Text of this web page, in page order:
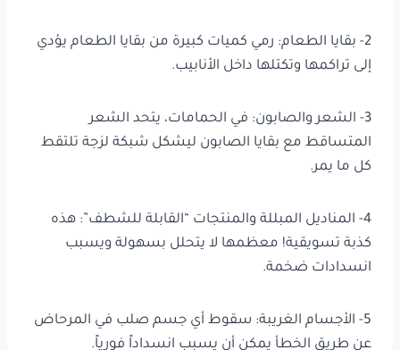
2- بقايا الطعام: رمي كميات كبيرة من بقايا الطعام يؤدي
إلى تراكمها وتكتلها داخل الأنابيب.
3- الشعر والصابون: في الحمامات، يتحد الشعر
المتساقط مع بقايا الصابون ليشكل شبكة لزجة تلتقط
كل ما يمر.
4- المناديل المبللة والمنتجات “القابلة للشطف”: هذه
كذبة تسويقية! معظمها لا يتحلل بسهولة ويسبب
انسدادات ضخمة.
5- الأجسام الغريبة: سقوط أي جسم صلب في المرحاض
عن طريق الخطأ يمكن أن يسبب انسداداً فورياً.